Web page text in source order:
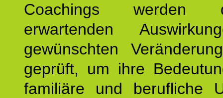
Coachings
erwartenden
gewünschten
geprüft, um ihre
familiäre und berufliche